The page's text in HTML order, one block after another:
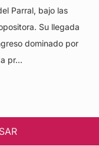
Parral, bajo las
Su llegada
dominado por
pr…